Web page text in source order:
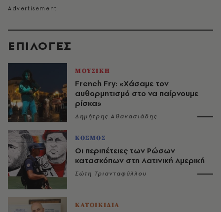
EΠΙΛΟΓΈΣ
ΜΟΥΣΙΚΗ
French Fry: «Χάσαμε τον
αυθορμητισμό στο να παίρνουμε
ρίσκα»
Δημήτρης Αθανασιάδης
ΚΟΣΜΟΣ
Οι περιπέτειες των Ρώσων
κατασκόπων στη Λατινική Αμερική
Σώτη Τριανταφύλλου
ΚΑΤΟΙΚΙΔΙΑ